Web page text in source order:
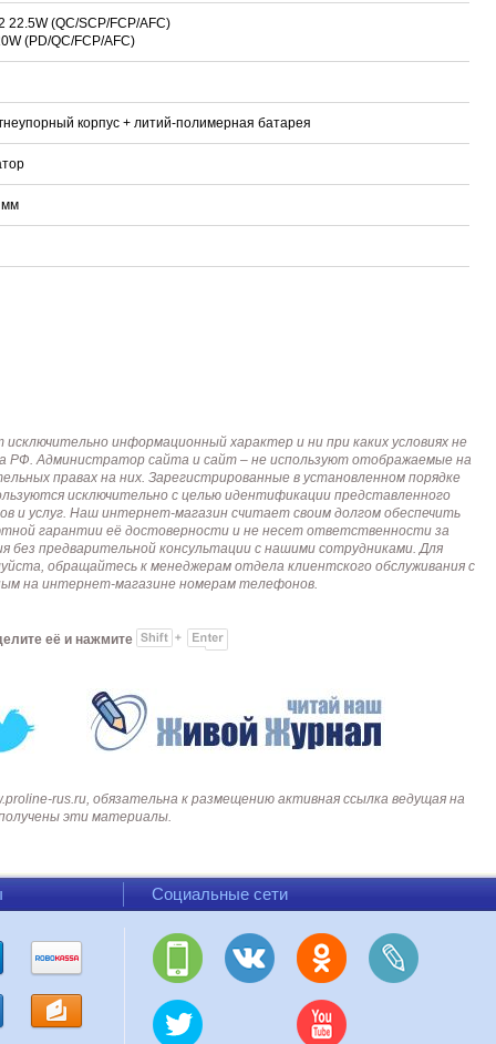
22.5W (QC/SCP/FCP/AFC)
(PD/QC/FCP/AFC)
корпус + литий-полимерная батарея
мм
информационный характер и ни при каких условиях не
РФ. Администратор сайта и сайт – не используют отображаемые на
правах на них. Зарегистрированные в установленном порядке
исключительно с целью идентификации представленного
и услуг. Наш интернет-магазин считает своим долгом обеспечить
гарантии её достоверности и не несет ответственности за
предварительной консультации с нашими сотрудниками. Для
обращайтесь к менеджерам отдела клиентского обслуживания с
на интернет-магазине номерам телефонов.
её и нажмите
rus.ru, обязательна к размещению активная ссылка ведущая на
эти материалы.
Социальные сети